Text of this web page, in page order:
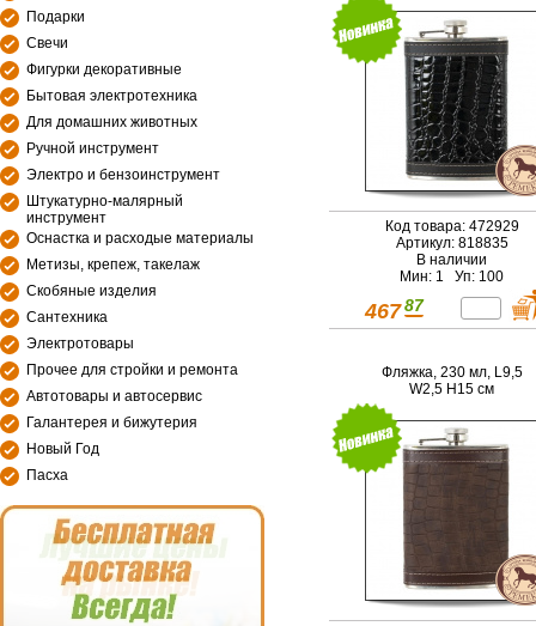
Подарки
Свечи
Фигурки декоративные
Бытовая электротехника
Для домашних животных
Ручной инструмент
Электро и бензоинструмент
Штукатурно-малярный
инструмент
Оснастка и расходые материалы
Метизы, крепеж, такелаж
Скобяные изделия
Сантехника
Электротовары
Прочее для стройки и ремонта
Автотовары и автосервис
Галантерея и бижутерия
Новый Год
Пасха
Код товара: 472929
Артикул: 818835
В наличии
Мин: 1 Уп: 100
467 87
Фляжка, 230 мл, L9,5
W2,5 H15 см